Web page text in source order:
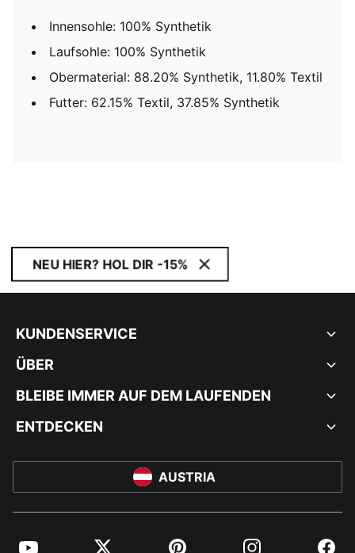
Innensohle: 100% Synthetik
Laufsohle: 100% Synthetik
Obermaterial: 88.20% Synthetik, 11.80% Textil
Futter: 62.15% Textil, 37.85% Synthetik
NEU HIER? HOL DIR -15%
KUNDENSERVICE
ÜBER
BLEIBE IMMER AUF DEM LAUFENDEN
ENTDECKEN
AUSTRIA